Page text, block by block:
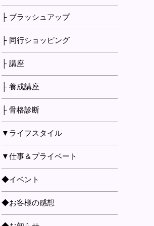
├ ブラッシュアップ
├ 同行ショッピング
├ 講座
├ 養成講座
├ 骨格診断
▼ライフスタイル
▼仕事＆プライベート
◆イベント
◆お客様の感想